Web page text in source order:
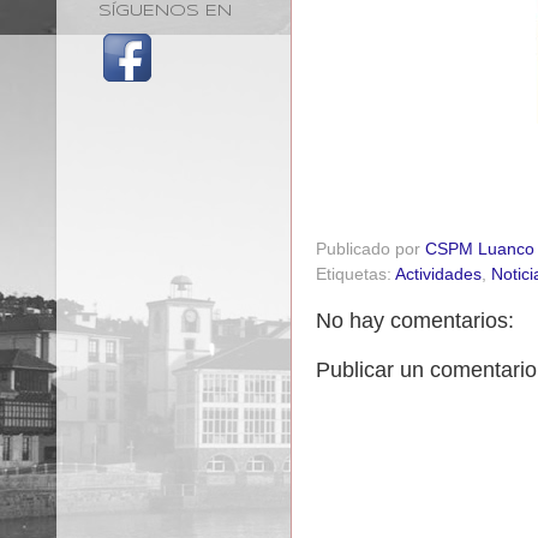
Publicado por CSPM Luanco
Etiquetas: Actividades,
No hay comentarios:
Publicar un comentario
SÍGUENOS EN